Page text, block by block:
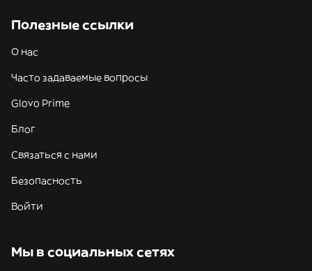
Полезные ссылки
О нас
Часто задаваемые вопросы
Glovo Prime
Блог
Связаться с нами
Безопасность
Войти
Мы в социальных сетях